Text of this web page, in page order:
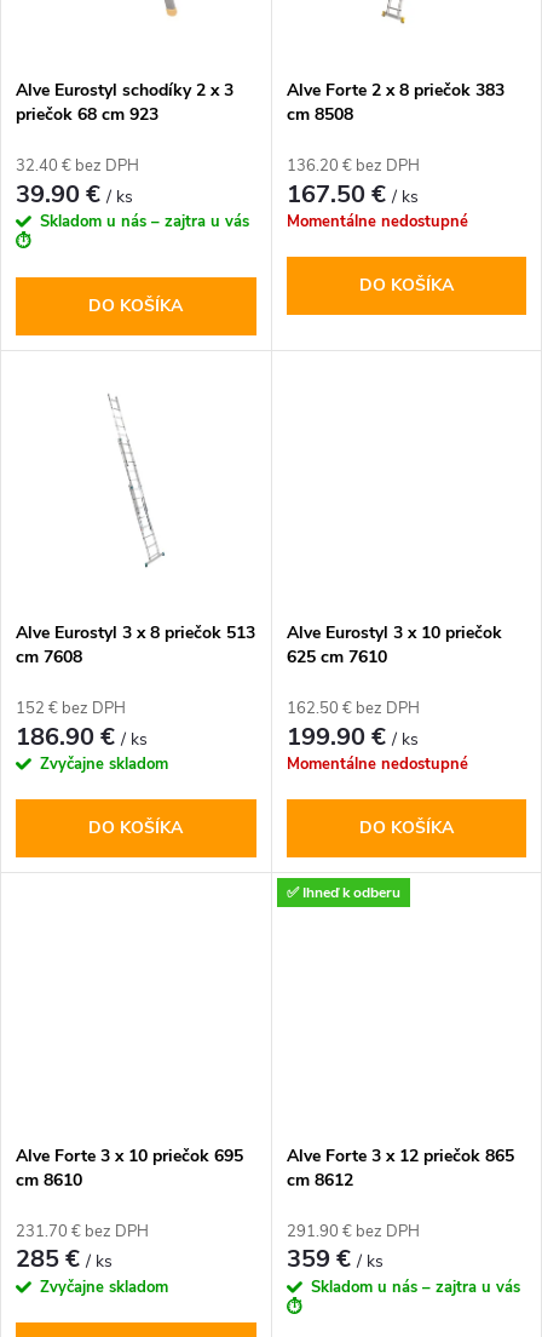
e
p
r
o
d
v
s
p
r
o
d
v
Alve Eurostyl schodíky 2 x 3
priečok 68 cm 923
32.40 € bez DPH
39.90 €/ ks
Skladom u nás – zajtra u vás
⏱️
DO KOŠÍKA
Alve Forte 2 x 8 priečok 383
cm 8508
136.20 € bez DPH
167.50 €/ ks
Momentálne nedostupné
DO KOŠÍKA
Alve Eurostyl 3 x 8 priečok 513
cm 7608
152 € bez DPH
186.90 €/ ks
Zvyčajne skladom
DO KOŠÍKA
Alve Eurostyl 3 x 10 priečok
625 cm 7610
162.50 € bez DPH
199.90 €/ ks
Momentálne nedostupné
DO KOŠÍKA
Alve Forte 3 x 10 priečok 695
cm 8610
231.70 € bez DPH
285 €/ ks
Zvyčajne skladom
✅ Ihneď k odberu
Alve Forte 3 x 12 priečok 865
cm 8612
291.90 € bez DPH
359 €/ ks
Skladom u nás – zajtra u vás
⏱️